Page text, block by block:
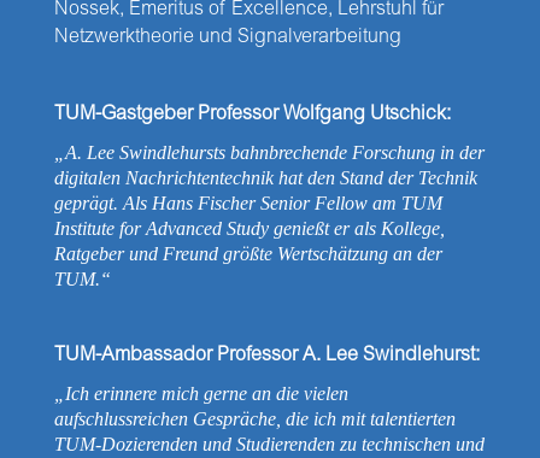
Nossek, Emeritus of Excellence, Lehrstuhl für
Netzwerktheorie und Signalverarbeitung
TUM-Gastgeber Professor Wolfgang Utschick:
„A. Lee Swindlehursts bahnbrechende Forschung in der
digitalen Nachrichtentechnik hat den Stand der Technik
geprägt. Als Hans Fischer Senior Fellow am TUM
Institute for Advanced Study genießt er als Kollege,
Ratgeber und Freund größte Wertschätzung an der
TUM.“
TUM-Ambassador Professor A. Lee Swindlehurst:
„Ich erinnere mich gerne an die vielen
aufschlussreichen Gespräche, die ich mit talentierten
TUM-Dozierenden und Studierenden zu technischen und